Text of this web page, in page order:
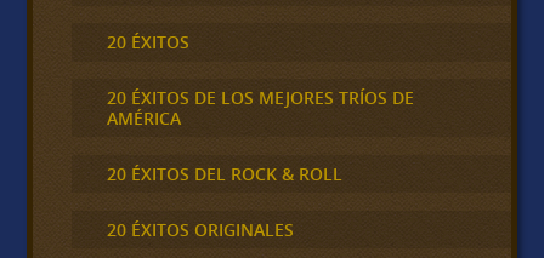
20 ÉXITOS
20 ÉXITOS DE LOS MEJORES TRÍOS DE
AMÉRICA
20 ÉXITOS DEL ROCK & ROLL
20 ÉXITOS ORIGINALES